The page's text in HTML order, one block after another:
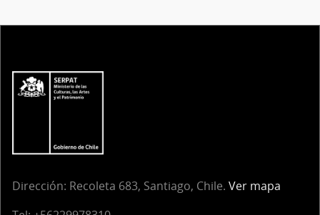
Dirección: Recoleta 683, Santiago, Chile. Ver mapa